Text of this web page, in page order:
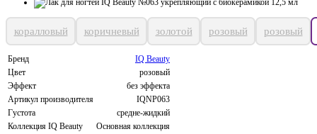
коралловый коричневый золотой розовый розовый
Бренд
IQ Beauty
Цвет
розовый
Эффект
без эффекта
Артикул производителя
IQNP063
Густота
средне-жидкий
Коллекция IQ Beauty
Основная коллекция